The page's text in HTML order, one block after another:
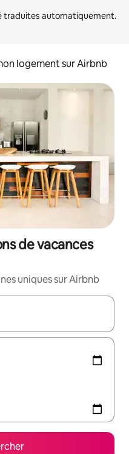
logement sur Airbnb
de vacances
uniques sur Airbnb
utilisez les flèches vers le